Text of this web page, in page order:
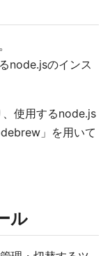
node.jsのインス
使用するnode.js
」を用いて
ル